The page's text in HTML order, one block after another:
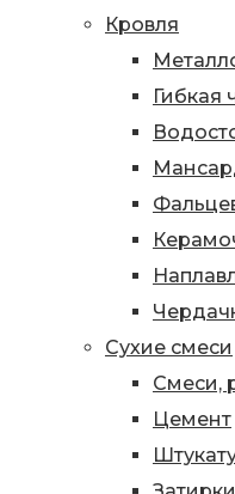
Кровля
Гибкая
Сухие смеси
Смеси,
Цемент